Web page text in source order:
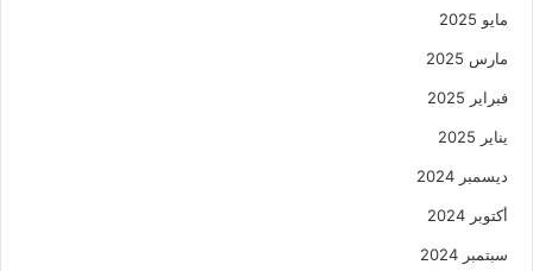
مايو 2025
مارس 2025
فبراير 2025
يناير 2025
ديسمبر 2024
أكتوبر 2024
سبتمبر 2024